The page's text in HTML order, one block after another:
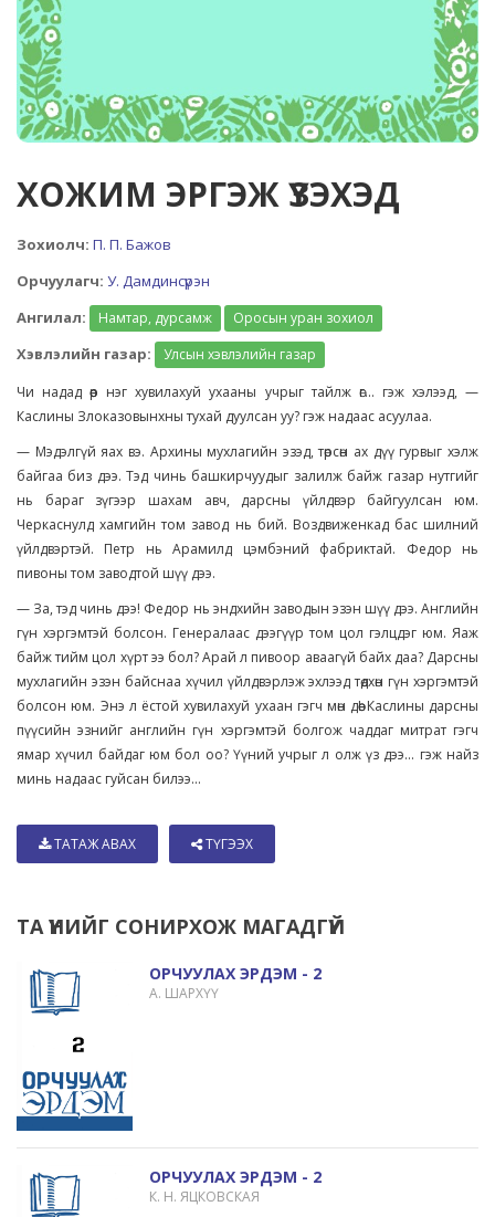
ХОЖИМ ЭРГЭЖ ҮЗЭХЭД
Зохиолч: П. П. Бажов
Орчуулагч: У. Дамдинсүрэн
Ангилал:
Намтар, дурсамж Оросын уран зохиол
Хэвлэлийн газар:
Улсын хэвлэлийн газар
Чи надад өөр нэг хувилахуй ухааны учрыг тайлж өг... гэж хэлээд, —
Каслины Злоказовынхны тухай дуулсан уу? гэж надаас асуулаа.
— Мэдэлгүй яах вэ. Архины мухлагийн эзэд, төрсөн ах дүү гурвыг хэлж
байгаа биз дээ. Тэд чинь башкирчуудыг залилж байж газар нутгийг
нь бараг зүгээр шахам авч, дарсны үйлдвэр байгуулсан юм.
Черкаснулд хамгийн том завод нь бий. Воздвиженкад бас шилний
үйлдвэртэй. Петр нь Арамилд цэмбэний фабриктай. Федор нь
пивоны том заводтой шүү дээ.
— За, тэд чинь дээ! Федор нь эндхийн заводын эзэн шүү дээ. Английн
гүн хэргэмтэй болсон. Генералаас дээгүүр том цол гэлцдэг юм. Яаж
байж тийм цол хүрт ээ бол? Арай л пивоор аваагүй байх даа? Дарсны
мухлагийн эзэн байснаа хүчил үйлдвэрлэж эхлээд төдхөн гүн хэргэмтэй
болсон юм. Энэ л ёстой хувилахуй ухаан гэгч мөн дөө! Каслины дарсны
пүүсийн эзнийг английн гүн хэргэмтэй болгож чаддаг митрат гэгч
ямар хүчил байдаг юм бол оо? Үүний учрыг л олж үз дээ... гэж найз
минь надаас гуйсан билээ...
ТАТАЖ АВАХ ТҮГЭЭХ
ТА ҮҮНИЙГ СОНИРХОЖ МАГАДГҮЙ
ОРЧУУЛАХ ЭРДЭМ - 2
А. ШАРХҮҮ
ОРЧУУЛАХ ЭРДЭМ - 2
К. Н. ЯЦКОВСКАЯ